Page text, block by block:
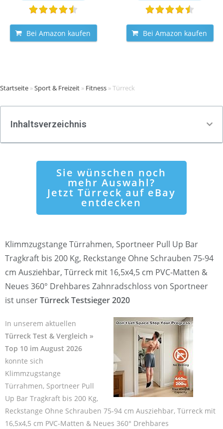
Bei Amazon kaufen Bei Amazon kaufen
Startseite »Sport & Freizeit » Fitness »Türreck
Inhaltsverzeichnis
Sie wünschen noch
mehr Auswahl?
Jetzt Türreck auf eBay
entdecken
Klimmzugstange Türrahmen, Sportneer Pull Up Bar
Tragkraft bis 200 Kg, Reckstange Ohne Schrauben 75-94
cm Ausziehbar, Türreck mit 16,5x4,5 cm PVC-Matten &
Neues 360° Drehbares Zahnradschloss von Sportneer
ist unserTürreck Testsieger 2020
In unserem aktuellen
Türreck Test & Vergleich »
Top 10 im August 2026
konnte sich
Klimmzugstange
Türrahmen, Sportneer Pull
Up Bar Tragkraft bis 200 Kg,
Reckstange Ohne Schrauben 75-94 cm Ausziehbar, Türreck mit
16,5x4,5 cm PVC-Matten & Neues 360° Drehbares